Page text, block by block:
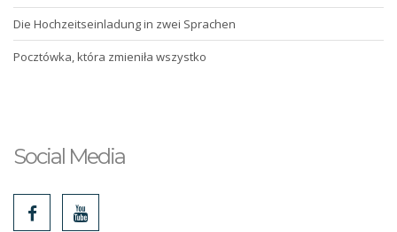
Die Hochzeitseinladung in zwei Sprachen
Pocztówka, która zmieniła wszystko
Social Media